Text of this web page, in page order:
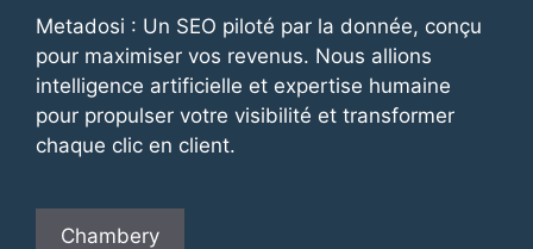
Metadosi : Un SEO piloté par la donnée, conçu
pour maximiser vos revenus. Nous allions
intelligence artificielle et expertise humaine
pour propulser votre visibilité et transformer
chaque clic en client.
Chambery